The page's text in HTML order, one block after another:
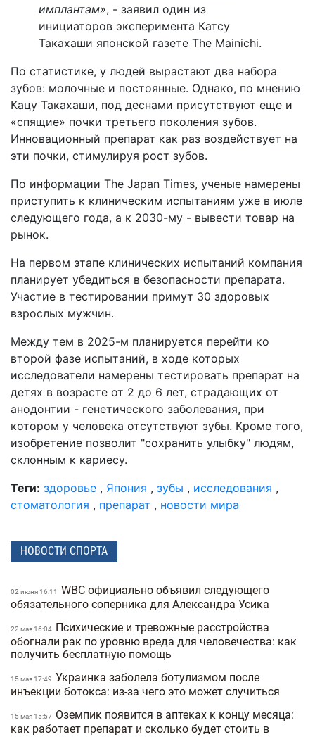
имплантам», - заявил один из
инициаторов эксперимента Катсу
Такахаши японской газете The Mainichi.
По статистике, у людей вырастают два набора
зубов: молочные и постоянные. Однако, по мнению
Кацу Такахаши, под деснами присутствуют еще и
«спящие» почки третьего поколения зубов.
Инновационный препарат как раз воздействует на
эти почки, стимулируя рост зубов.
По информации The Japan Times, ученые намерены
приступить к клиническим испытаниям уже в июле
следующего года, а к 2030-му - вывести товар на
рынок.
На первом этапе клинических испытаний компания
планирует убедиться в безопасности препарата.
Участие в тестировании примут 30 здоровых
взрослых мужчин.
Между тем в 2025-м планируется перейти ко
второй фазе испытаний, в ходе которых
исследователи намерены тестировать препарат на
детях в возрасте от 2 до 6 лет, страдающих от
анодонтии - генетического заболевания, при
котором у человека отсутствуют зубы. Кроме того,
изобретение позволит "сохранить улыбку" людям,
склонным к кариесу.
Теги: здоровье , Япония , зубы , исследования ,
стоматология , препарат , новости мира
НОВОСТИ СПОРТА
02 июня 16:11
WBC официально объявил следующего
обязательного соперника для Александра Усика
22 мая 16:04 Психические и тревожные расстройства
обогнали рак по уровню вреда для человечества: как
получить бесплатную помощь
15 мая 17:49 Украинка заболела ботулизмом после
инъекции ботокса: из-за чего это может случиться
15 мая 15:57
Оземпик появится в аптеках к концу месяца:
как работает препарат и сколько будет стоить в